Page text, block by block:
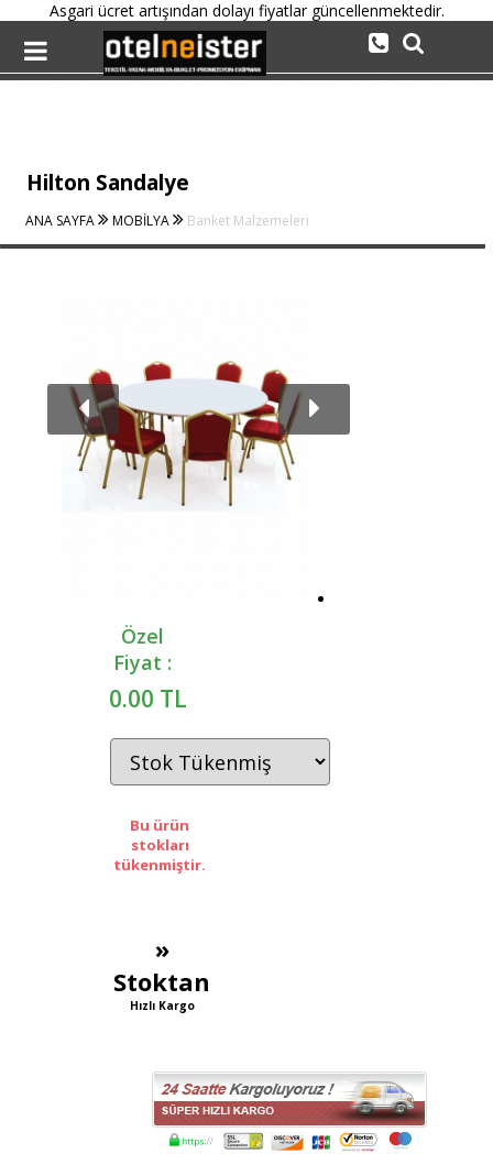
Asgari ücret artışından dolayı fiyatlar güncellenmektedir.
Hilton Sandalye
ANA SAYFA MOBİLYA Banket Malzemeleri
Özel
Fiyat :
0.00 TL
Bu ürün
stokları
tükenmiştir.
»
Stoktan
Hızlı Kargo